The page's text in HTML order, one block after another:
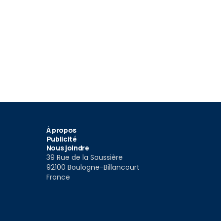
Aventador
À propos
Publicité
Nous joindre
39 Rue de la Saussière
92100 Boulogne-Billancourt
France